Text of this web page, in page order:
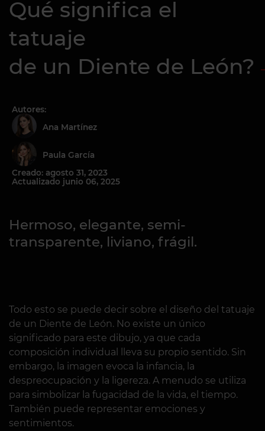
Qué significa el
tatuaje
de un Diente de León?
Autores:
Ana Martínez
Paula García
Creado: agosto 31, 2023
Actualizado junio 06, 2025
Hermoso, elegante, semi-
transparente, liviano, frágil.
Todo esto se puede decir sobre el diseño del tatuaje
de un Diente de León. No existe un único
significado para este dibujo, ya que cada
composición individual lleva su propio sentido. Sin
embargo, la imagen evoca la infancia, la
despreocupación y la ligereza. A menudo se utiliza
para simbolizar la fugacidad de la vida, el tiempo.
También puede representar emociones y
sentimientos.